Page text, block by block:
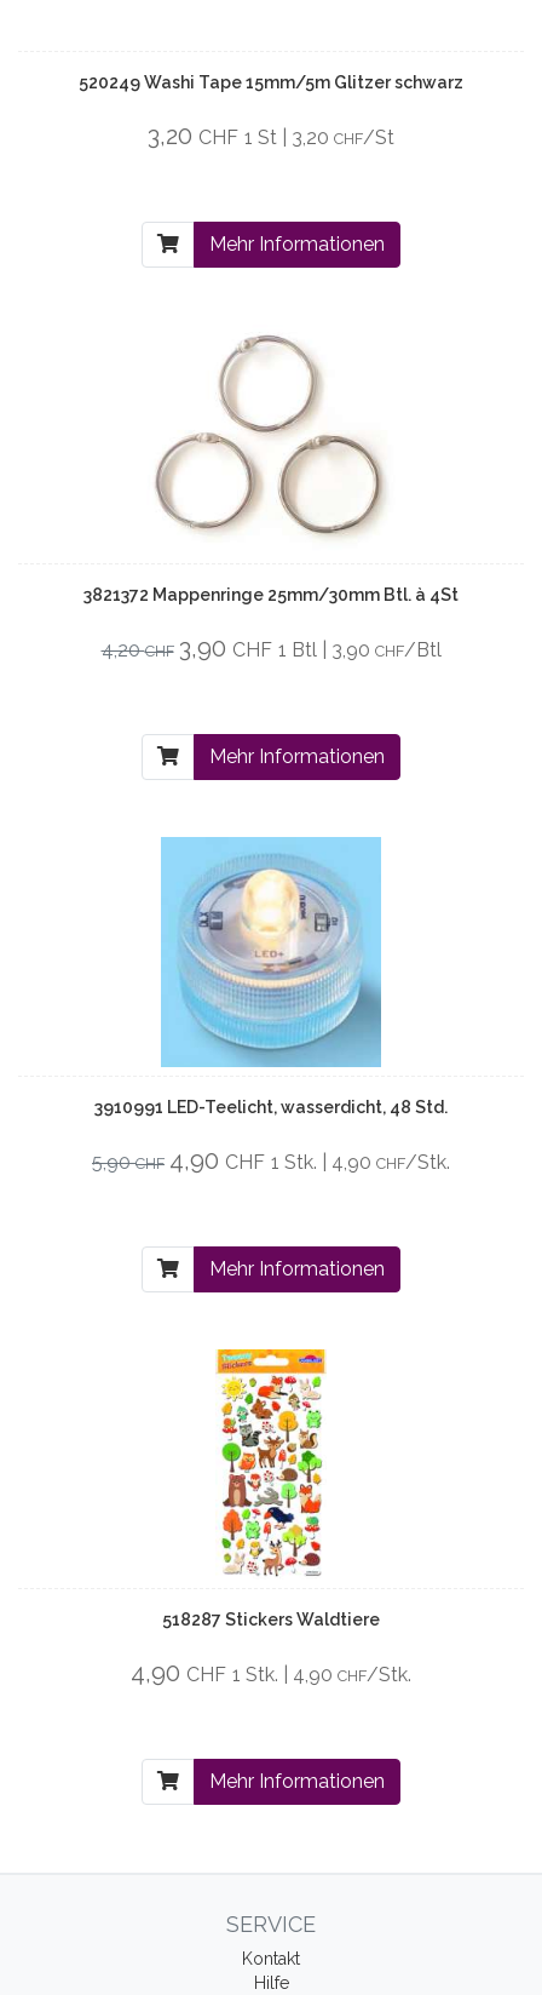
520249 Washi Tape 15mm/5m Glitzer schwarz
3,20 CHF 1 St | 3,20 CHF/St
Mehr Informationen
3821372 Mappenringe 25mm/30mm Btl. à 4St
4,20CHF 3,90 CHF 1 Btl | 3,90 CHF/Btl
Mehr Informationen
3910991 LED-Teelicht, wasserdicht, 48 Std.
5,90CHF 4,90 CHF 1 Stk. | 4,90 CHF/Stk.
Mehr Informationen
518287 Stickers Waldtiere
4,90 CHF 1 Stk. | 4,90 CHF/Stk.
Mehr Informationen
SERVICE
Kontakt
Hilfe